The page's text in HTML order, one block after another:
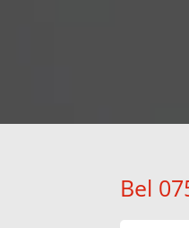
Bel